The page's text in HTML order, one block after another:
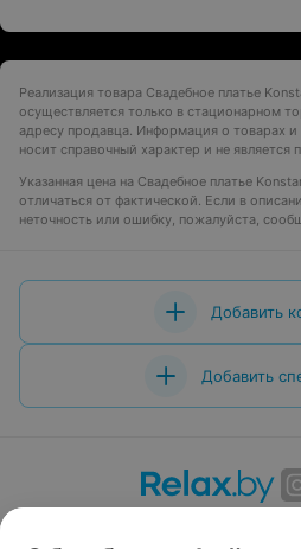
Реализация товара Свадебное платье
осуществляется только в стационарном
адресу продавца. Информация о товарах и
носит справочный характер и не является
Указанная цена на Свадебное платье
отличаться от фактической. Если в
неточность или ошибку, пожалуйста,
Добавить
Добавить